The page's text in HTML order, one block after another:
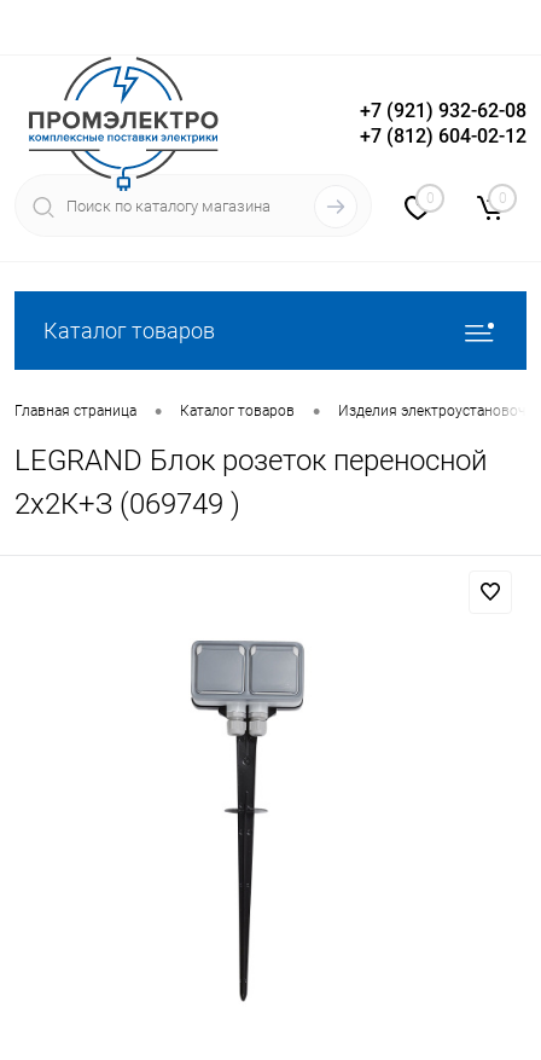
Вход Регистрация
+7 (921) 932-62-08
+7 (812) 604-02-12
0 0
Каталог товаров
Главная страница • Каталог товаров • Изделия
LEGRAND Блок розеток переносной
2х2К+З (069749 )